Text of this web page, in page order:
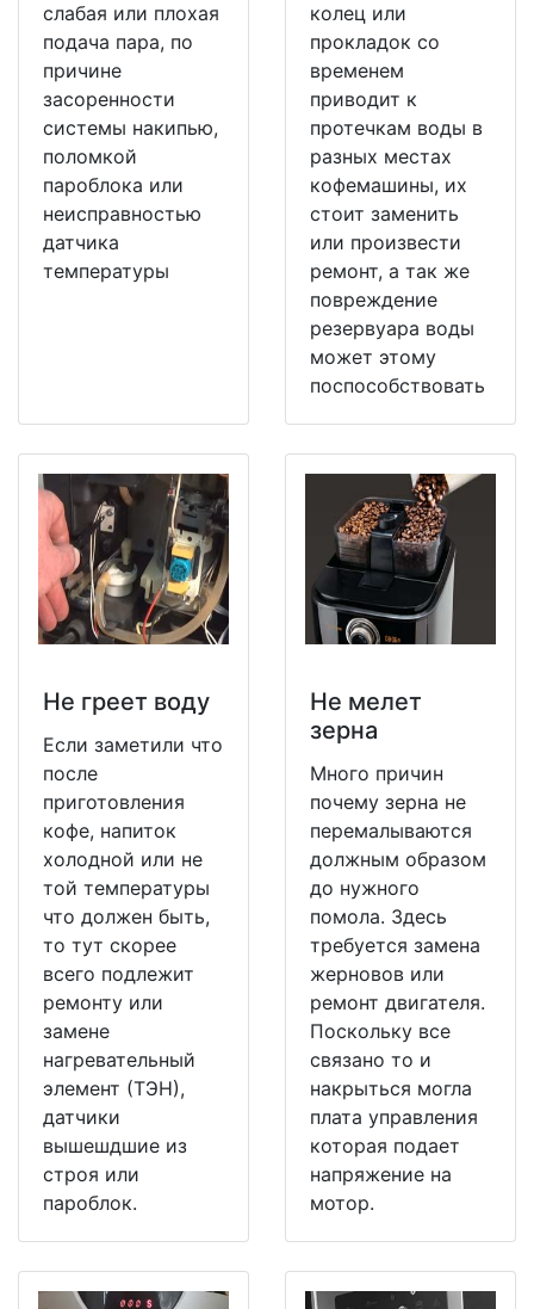
слабая или плохая
подача пара, по
причине
засоренности
системы накипью,
поломкой
пароблока или
неисправностью
датчика
температуры
колец или
прокладок со
временем
приводит к
протечкам воды в
разных местах
кофемашины, их
стоит заменить
или произвести
ремонт, а так же
повреждение
резервуара воды
может этому
поспособствовать
Не греет воду
Если заметили что
после
приготовления
кофе, напиток
холодной или не
той температуры
что должен быть,
то тут скорее
всего подлежит
ремонту или
замене
нагревательный
элемент (ТЭН),
датчики
вышешдшие из
строя или
пароблок.
Не мeлет
зерна
Много причин
почему зерна не
перемалываются
должным образом
до нужного
помола. Здесь
требуется замена
жерновов или
ремонт двигателя.
Поскольку все
связано то и
накрыться могла
плата управления
которая подает
напряжение на
мотор.